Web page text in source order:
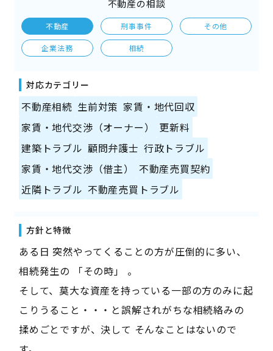
不動産の相談
不動産 刑事事件 その他
企業法務 相続
対応カテゴリー
不動産相続 生前対策 家賃・地代回収
家賃・地代交渉（オーナー）
更新料
建築トラブル 顧問弁護士 行政トラブル
家賃・地代交渉（借主）
不動産売買契約
近隣トラブル 不動産売買トラブル
方針と特徴
ある日 突然やってくることの方が圧倒的に多い、
相続発生の 「その時」 。
そして、莫大な資産を持っている一部の方のみに起
こりうること・・・と誤解されがちな相続絡みの
揉めごとですが、決して そんなことはないので